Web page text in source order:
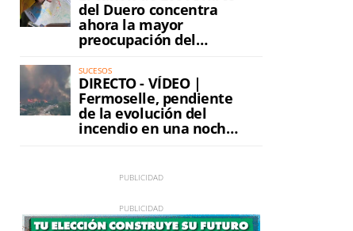
del Duero concentra
ahora la mayor
preocupación del
incendio
SUCESOS
DIRECTO - VÍDEO |
Fermoselle, pendiente
de la evolución del
incendio en una noche